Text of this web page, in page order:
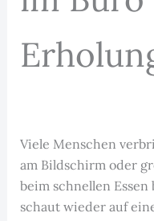
Viele Menschen
am Bildschirm oder
beim schnellen
schaut wieder auf